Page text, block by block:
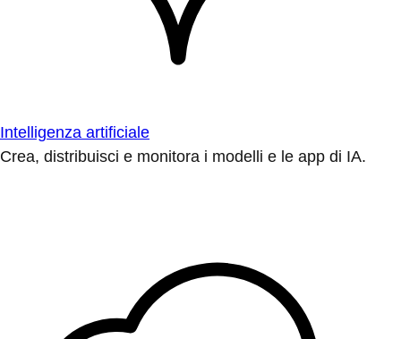
Intelligenza artificiale
Crea, distribuisci e monitora i modelli e le app di IA.